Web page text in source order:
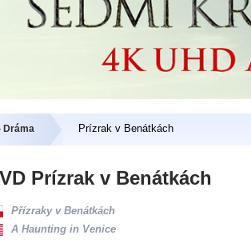
Dráma Prízrak v Benátkách
Prízrak v Benátkách
Přízraky v Benátkách
A Haunting in Venice